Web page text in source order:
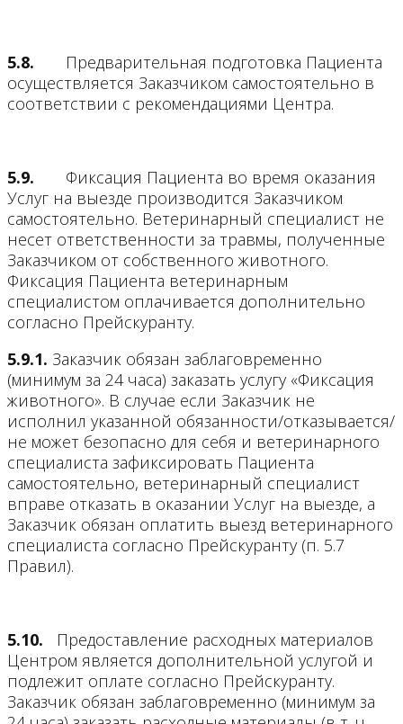
5.8. Предварительная подготовка Пациента
осуществляется Заказчиком самостоятельно в
соответствии с рекомендациями Центра.
5.9. Фиксация Пациента во время оказания
Услуг на выезде производится Заказчиком
самостоятельно. Ветеринарный специалист не
несет ответственности за травмы, полученные
Заказчиком от собственного животного.
Фиксация Пациента ветеринарным
специалистом оплачивается дополнительно
согласно Прейскуранту.
5.9.1. Заказчик обязан заблаговременно
(минимум за 24 часа) заказать услугу «Фиксация
животного». В случае если Заказчик не
исполнил указанной обязанности/отказывается/
не может безопасно для себя и ветеринарного
специалиста зафиксировать Пациента
самостоятельно, ветеринарный специалист
вправе отказать в оказании Услуг на выезде, а
Заказчик обязан оплатить выезд ветеринарного
специалиста согласно Прейскуранту (п. 5.7
Правил).
5.10. Предоставление расходных материалов
Центром является дополнительной услугой и
подлежит оплате согласно Прейскуранту.
Заказчик обязан заблаговременно (минимум за